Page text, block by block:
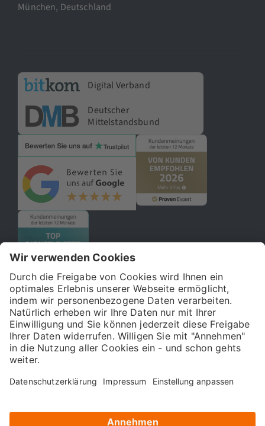
München, Deutschland
Digital Verband
Deutscher
Mittelstandsbund
© 2026 121WATT GmbH
Über uns
Allgemeine Geschäftsbedingungen